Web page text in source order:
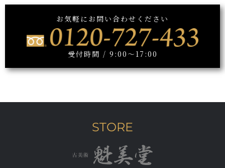
お気軽にお問い合わせください
受付時間 / 9:00～17:00
STORE